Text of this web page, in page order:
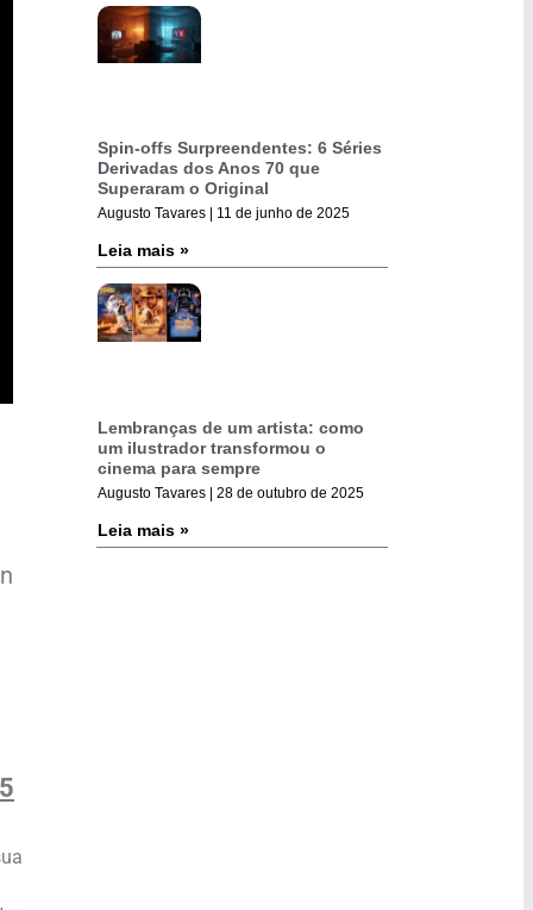
Spin-offs Surpreendentes: 6 Séries
Derivadas dos Anos 70 que
Superaram o Original
Augusto Tavares 11 de junho de 2025
Leia mais »
Lembranças de um artista: como
um ilustrador transformou o
cinema para sempre
Augusto Tavares 28 de outubro de 2025
Leia mais »